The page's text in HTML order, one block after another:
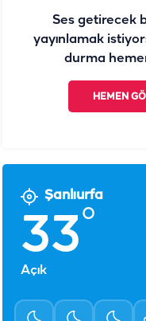
Ses getirecek
yayınlamak
durma
HEMEN
Şanlıurfa
33°
Açık